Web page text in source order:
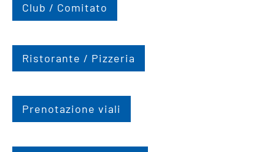
Club / Comitato
Ristorante / Pizzeria
Prenotazione viali